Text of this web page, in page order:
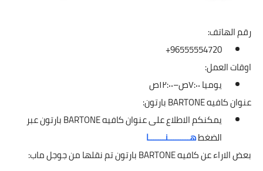
رقم الهاتف:
96555554720+
اوقات العمل:
يوميا ٧:٠٠ص–١٢:٠٠ص
عنوان كافيه BARTONE بارتون:
يمكنكم الاطلاع على عنوان كافيه BARTONE بارتون عبر
الضغطهـــــــــنـــــــا
بعض الاراء عن كافيه BARTONE بارتون تم نقلها من جوجل ماب: